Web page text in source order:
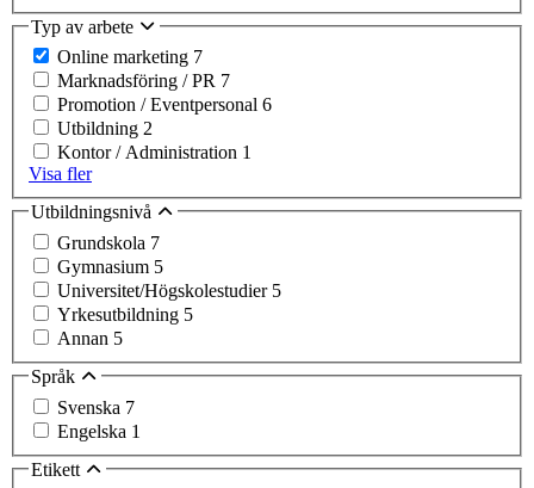
Typ av arbete
Online marketing 7
Marknadsföring / PR 7
Promotion / Eventpersonal 6
Utbildning 2
Kontor / Administration 1
Visa fler
Utbildningsnivå
Grundskola 7
Gymnasium 5
Universitet/Högskolestudier 5
Yrkesutbildning 5
Annan 5
Språk
Svenska 7
Engelska 1
Etikett